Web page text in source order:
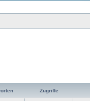
Zugriffe